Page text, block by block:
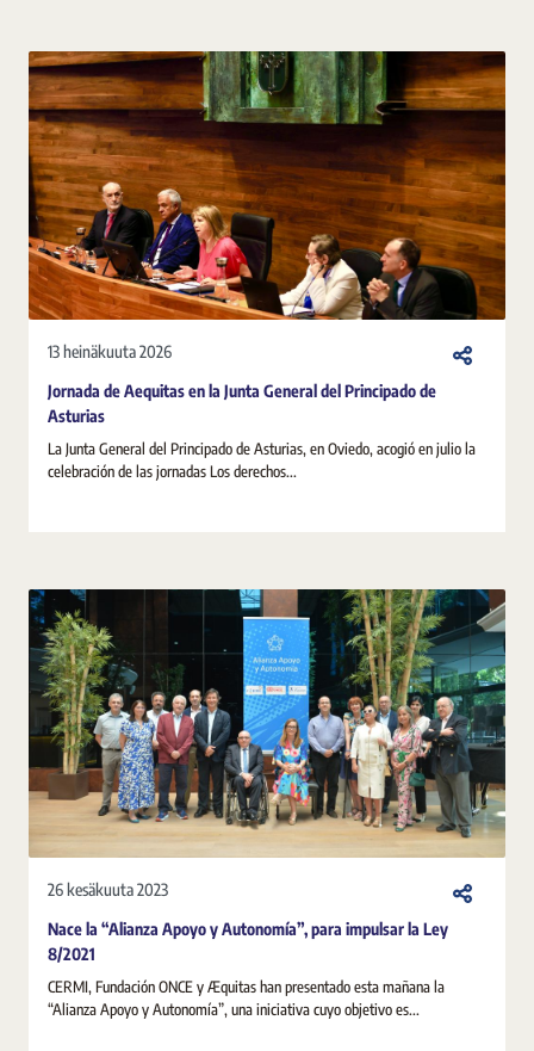
13 heinäkuuta 2026
Jornada de Aequitas en la Junta General del Principado de
Asturias
La Junta General del Principado de Asturias, en Oviedo, acogió en julio la
celebración de las jornadas Los derechos...
26 kesäkuuta 2023
Nace la “Alianza Apoyo y Autonomía”, para impulsar la Ley
8/2021
CERMI, Fundación ONCE y Æquitas han presentado esta mañana la
“Alianza Apoyo y Autonomía”, una iniciativa cuyo objetivo es...